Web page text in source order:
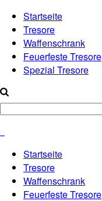
Startseite
Tresore
Waffenschrank
Feuerfeste Tresore
Spezial Tresore
Startseite
Tresore
Waffenschrank
Feuerfeste Tresore